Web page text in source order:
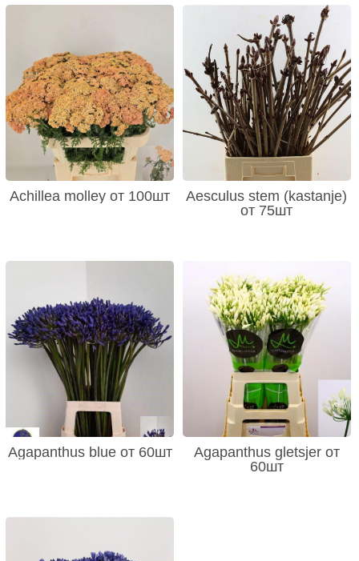
Achillea molley от 100шт
Aesculus stem (kastanje)
от 75шт
Agapanthus blue от 60шт
Agapanthus gletsjer от
60шт